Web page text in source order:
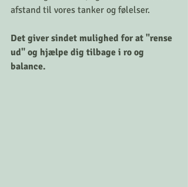
afstand til vores tanker og følelser.
Det giver sindet mulighed for at "rense
ud" og hjælpe dig tilbage i ro og
balance.